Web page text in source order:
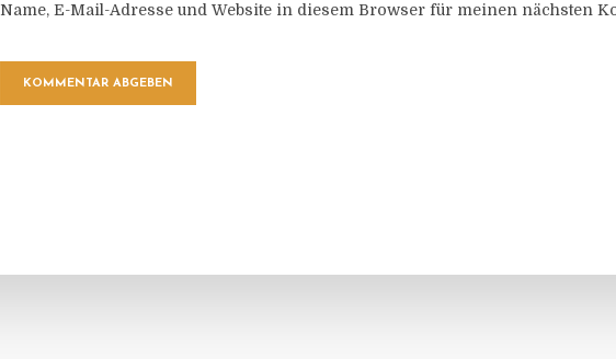
Name, E-Mail-Adresse und Website in diesem Browser für meinen nächsten